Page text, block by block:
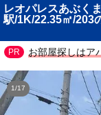
レオパレスあぶく
駅/1K/22.35㎡/203
お部屋探しはア
1/17